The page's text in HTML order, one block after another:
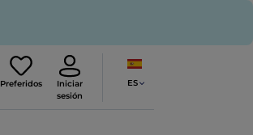
Preferidos
Iniciar
sesión
ES